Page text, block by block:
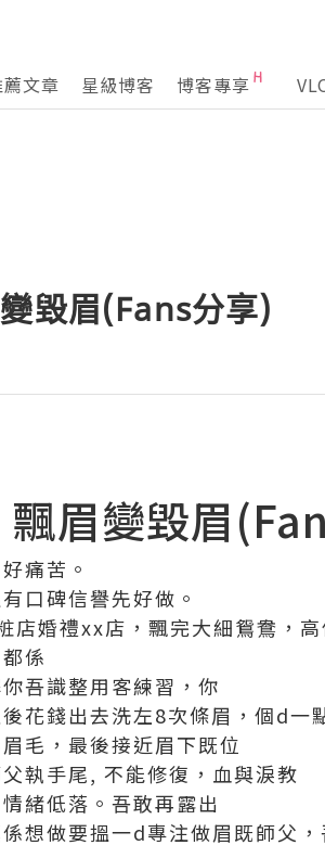
文章 星級博客 博客專享
毀眉(Fans分享)
眉變毀眉
痛苦。
口碑信譽先好做。
店婚禮xx店，飄完大細鴛鴦，
係
吾識整用客練習，你
花錢出去洗左8次條眉，個d一
毛，最後接近眉下既位
執手尾, 不能修復，血與淚教
緒低落。吾敢再露出
想做要搵一d專注做眉既師父